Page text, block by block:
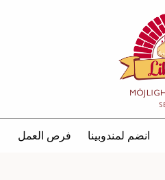
انضم لمندوبينا فرص العمل